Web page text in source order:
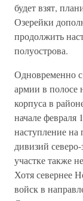
будет взят,
Озерейки
продолжить
полуострова.
Одновременно
армии в полосе
корпуса в
начале февраля
наступление
дивизий
участке также
Хотя севернее
войск в